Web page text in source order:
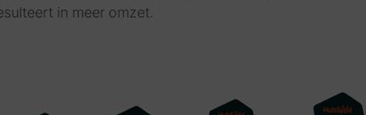
in meer omzet.